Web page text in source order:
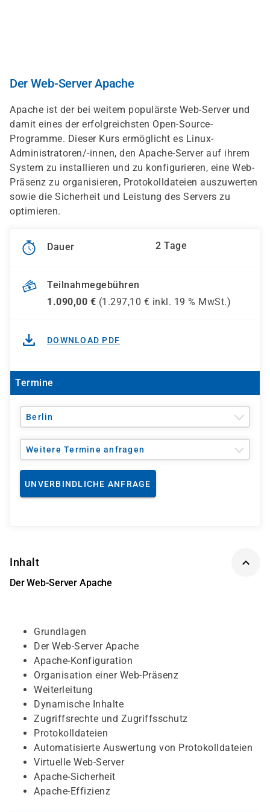
Der Web-Server Apache
Apache ist der bei weitem populärste Web-Server und
damit eines der erfolgreichsten Open-Source-
Programme. Dieser Kurs ermöglicht es Linux-
Administratoren/-innen, den Apache-Server auf ihrem
System zu installieren und zu konfigurieren, eine Web-
Präsenz zu organisieren, Protokolldateien auszuwerten
sowie die Sicherheit und Leistung des Servers zu
optimieren.
Dauer 2 Tage
Teilnahmegebühren
1.090,00 € (1.297,10 € inkl. 19 % MwSt.)
DOWNLOAD PDF
Termine
Berlin
Weitere Termine anfragen
UNVERBINDLICHE ANFRAGE
Inhalt
Der Web-Server Apache
Grundlagen
Der Web-Server Apache
Apache-Konfiguration
Organisation einer Web-Präsenz
Weiterleitung
Dynamische Inhalte
Zugriffsrechte und Zugriffsschutz
Protokolldateien
Automatisierte Auswertung von Protokolldateien
Virtuelle Web-Server
Apache-Sicherheit
Apache-Effizienz